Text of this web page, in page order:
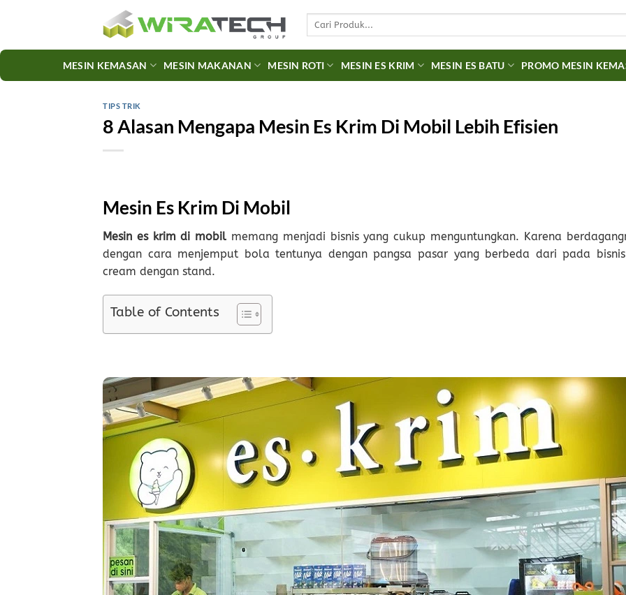
Search
MESIN KEMASAN MESIN MAKANAN MESIN ROTI MESIN ES KRIM MESIN ES BATU PROMO MESIN
TIPS TRIK
8 Alasan Mengapa Mesin Es Krim Di Mobil Lebih Efisien
Mesin Es Krim Di Mobil
Mesin es krim di mobil memang menjadi bisnis yang cukup menguntungkan. Karena
dengan cara menjemput bola tentunya dengan pangsa pasar yang berbeda dari pada
cream dengan stand.
Table of Contents